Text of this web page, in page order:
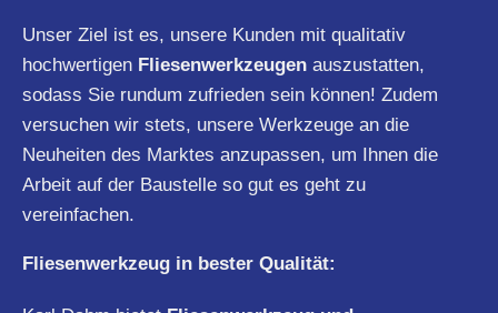
Unser Ziel ist es, unsere Kunden mit qualitativ
hochwertigen Fliesenwerkzeugen auszustatten,
sodass Sie rundum zufrieden sein können! Zudem
versuchen wir stets, unsere Werkzeuge an die
Neuheiten des Marktes anzupassen, um Ihnen die
Arbeit auf der Baustelle so gut es geht zu
vereinfachen.
Fliesenwerkzeug in bester Qualität: